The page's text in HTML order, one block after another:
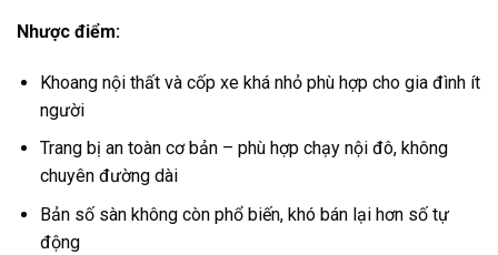
Nhược điểm:
Khoang nội thất và cốp xe khá nhỏ phù hợp cho gia đình ít
người
Trang bị an toàn cơ bản – phù hợp chạy nội đô, không
chuyên đường dài
Bản số sàn không còn phổ biến, khó bán lại hơn số tự
động